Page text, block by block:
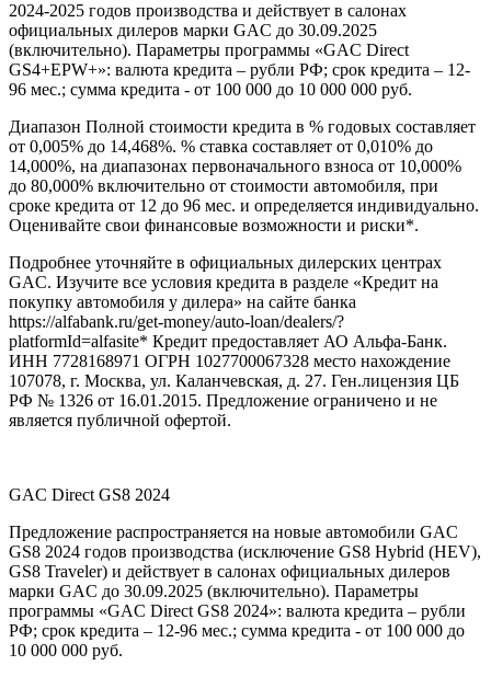
2024-2025 годов производства и действует в салонах
официальных дилеров марки GAC до 30.09.2025
(включительно). Параметры программы «GAC Direct
GS4+EPW+»: валюта кредита – рубли РФ; срок кредита – 12-
96 мес.; сумма кредита - от 100 000 до 10 000 000 руб.
Диапазон Полной стоимости кредита в % годовых составляет
от 0,005% до 14,468%. % ставка составляет от 0,010% до
14,000%, на диапазонах первоначального взноса от 10,000%
до 80,000% включительно от стоимости автомобиля, при
сроке кредита от 12 до 96 мес. и определяется индивидуально.
Оценивайте свои финансовые возможности и риски*.
Подробнее уточняйте в официальных дилерских центрах
GAC. Изучите все условия кредита в разделе «Кредит на
покупку автомобиля у дилера» на сайте банка
https://alfabank.ru/get-money/auto-loan/dealers/?
platformId=alfasite* Кредит предоставляет АО Альфа-Банк.
ИНН 7728168971 ОГРН 1027700067328 место нахождение
107078, г. Москва, ул. Каланчевская, д. 27. Ген.лицензия ЦБ
РФ № 1326 от 16.01.2015. Предложение ограничено и не
является публичной офертой.
GAC Direct GS8 2024
Предложение распространяется на новые автомобили GAC
GS8 2024 годов производства (исключение GS8 Hybrid (HEV),
GS8 Traveler) и действует в салонах официальных дилеров
марки GAC до 30.09.2025 (включительно). Параметры
программы «GAC Direct GS8 2024»: валюта кредита – рубли
РФ; срок кредита – 12-96 мес.; сумма кредита - от 100 000 до
10 000 000 руб.